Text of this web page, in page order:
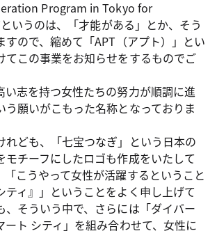
Program in Tokyo for
いうのは、「才能がある」とか、そう
すので、縮めて「APT（アプト）」とい
てこの事業をお知らせをするものでご
い志を持つ女性たちの努力が順調に進
う願いがこもった名称となっておりま
れども、「七宝つなぎ」という日本の
モチーフにしたロゴも作成をいたして
「こうやって女性が活躍するということ
ティ』」ということをよく申し上げて
、そういう中で、さらには「ダイバー
ート シティ」を組み合わせて、女性に